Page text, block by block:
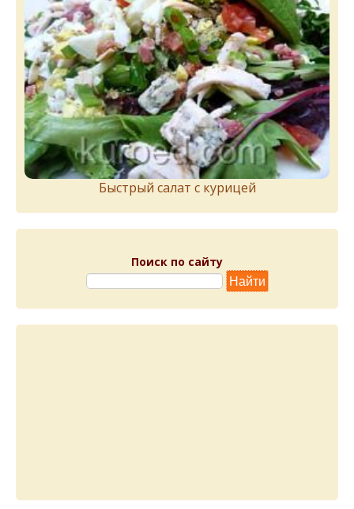
Быстрый салат с курицей
Поиск по сайту